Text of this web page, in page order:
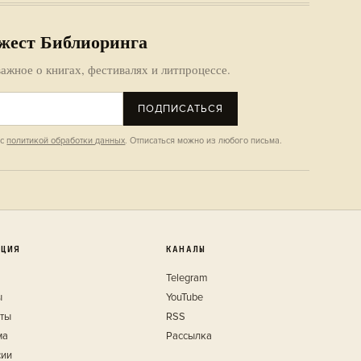
Библиоринга
о книгах, фестивалях и литпроцессе.
ПОДПИСАТЬСЯ
политикой обработки данных. Отписаться можно из любого письма.
КАНАЛЫ
Telegram
YouTube
RSS
Рассылка